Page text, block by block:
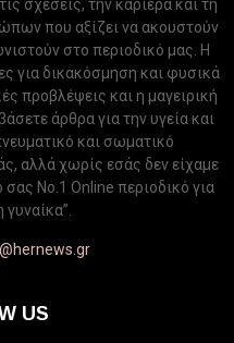
σχέσεις, την καριέρα και τη
που αξίζει να ακουστούν
στο περιοδικό μας. Η
για δικακόσμηση και φυσικά
προβλέψεις και η μαγειρική
άρθρα για την υγεία και
και σωματικό
αλλά χωρίς εσάς δεν είχαμε
Νo.1 Online περιοδικό για
US